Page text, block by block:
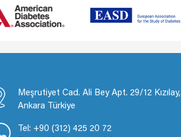
Meşrutiyet Cad. Ali Bey Apt. 29/12 Kızılay,
Ankara Türkiye
Tel: +90 (312) 425 20 72